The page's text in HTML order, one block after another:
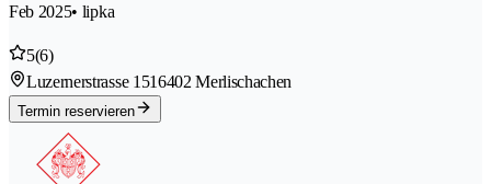
Feb 2025• lipka
5(6)
Luzernerstrasse 1516402 Merlischachen
Termin reservieren